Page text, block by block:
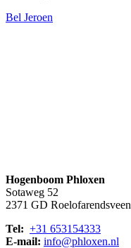
Bel Jeroen
Hogenboom Phloxen
Sotaweg 52
2371 GD Roelofarendsveen
Tel: +31 653154333
E-mail: info@phloxen.nl